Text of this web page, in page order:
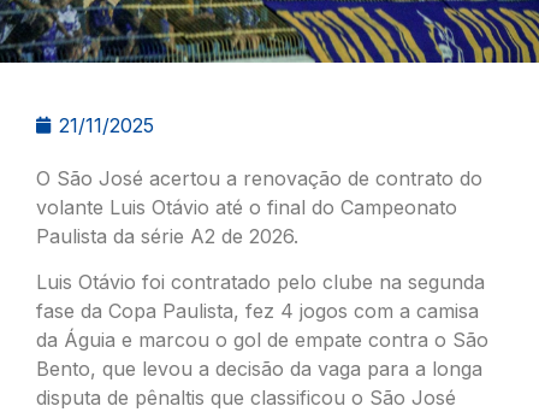
21/11/2025
O São José acertou a renovação de contrato do
volante Luis Otávio até o final do Campeonato
Paulista da série A2 de 2026.
Luis Otávio foi contratado pelo clube na segunda
fase da Copa Paulista, fez 4 jogos com a camisa
da Águia e marcou o gol de empate contra o São
Bento, que levou a decisão da vaga para a longa
disputa de pênaltis que classificou o São José